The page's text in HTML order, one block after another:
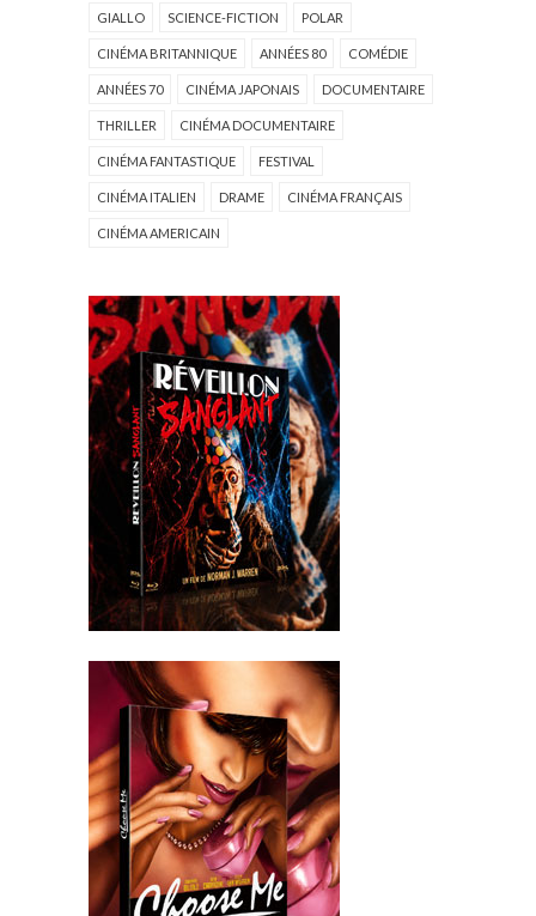
GIALLO SCIENCE-FICTION POLAR
CINÉMA BRITANNIQUE ANNÉES 80 COMÉDIE
ANNÉES 70 CINÉMA JAPONAIS DOCUMENTAIRE
THRILLER CINÉMA DOCUMENTAIRE
CINÉMA FANTASTIQUE FESTIVAL
CINÉMA ITALIEN DRAME CINÉMA FRANÇAIS
CINÉMA AMERICAIN